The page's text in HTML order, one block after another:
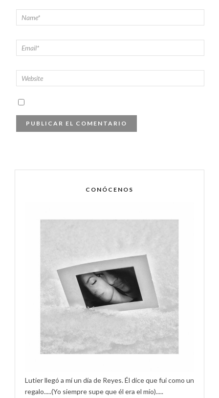
CONÓCENOS
Lutier llegó a mí un día de Reyes. Él dice que fui como un
regalo.....(Yo siempre supe que él era el mío).....